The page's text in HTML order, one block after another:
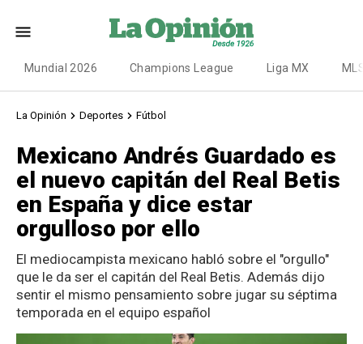
Mundial 2026 Champions League Liga MX
La Opinión Deportes Fútbol
Mexicano Andrés Guardado es
el nuevo capitán del Real Betis
en España y dice estar
orgulloso por ello
El mediocampista mexicano habló sobre el "orgullo"
que le da ser el capitán del Real Betis. Además dijo
sentir el mismo pensamiento sobre jugar su séptima
temporada en el equipo español